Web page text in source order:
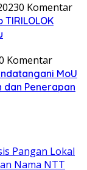
0 Komentar
Komentar
MoU
dan Penerapan